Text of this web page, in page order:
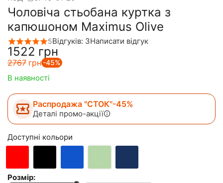
Чоловіча стьобана куртка з
капюшоном Maximus Olive
5Відгуків: 3Написати відгук
‍1522‍ грн
‍2767‍ грн -45%
В наявності
Распродажа "СТОК"-45%
Деталі промо-акції
Доступні кольори
Розмір: